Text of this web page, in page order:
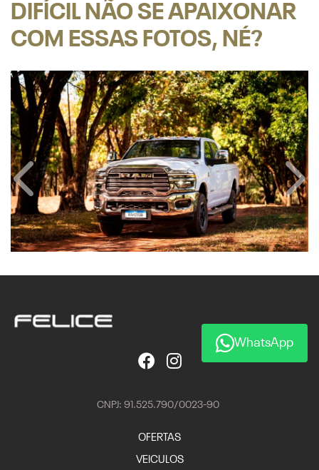
DIFÍCIL NÃO SE APAIXONAR
COM ESSAS FOTOS, NÉ?
Anterior
CNPJ: 91.525.790/0023-90
OFERTAS
VEICULOS
WhatsApp